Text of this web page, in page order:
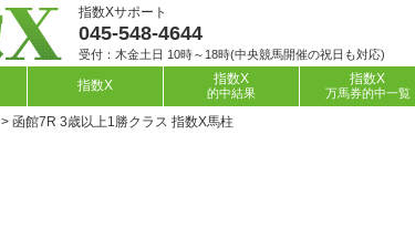
指数Xサポート
045-548-4644
受付：木金土日 10時～18時(中央競馬開催の祝日も対応)
指数X 指数X
的中結果
指数X
万馬券的中一覧
> 函館7R 3歳以上1勝クラス 指数X馬柱